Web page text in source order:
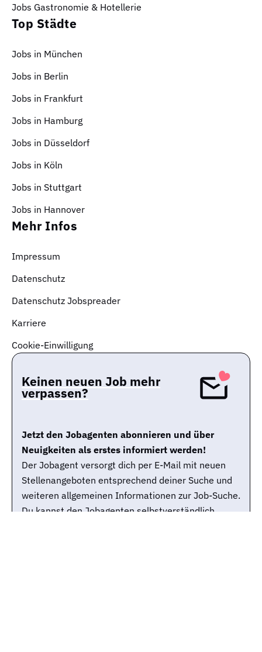
Jobs Gastronomie & Hotellerie
Top Städte
Jobs in München
Jobs in Berlin
Jobs in Frankfurt
Jobs in Hamburg
Jobs in Düsseldorf
Jobs in Köln
Jobs in Stuttgart
Jobs in Hannover
Mehr Infos
Impressum
Datenschutz
Datenschutz Jobspreader
Karriere
Cookie-Einwilligung
Keinen neuen Job mehr
verpassen?
Jetzt den Jobagenten abonnieren und über
Neuigkeiten als erstes informiert werden!
Der Jobagent versorgt dich per E-Mail mit neuen
Stellenangeboten entsprechend deiner Suche und
weiteren allgemeinen Informationen zur Job-Suche.
Du kannst den Jobagenten selbstverständlich